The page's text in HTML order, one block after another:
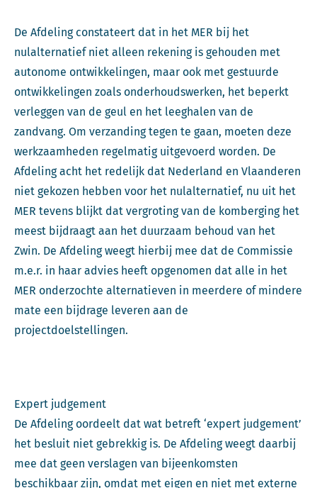
De Afdeling constateert dat in het MER bij het
nulalternatief niet alleen rekening is gehouden met
autonome ontwikkelingen, maar ook met gestuurde
ontwikkelingen zoals onderhoudswerken, het beperkt
verleggen van de geul en het leeghalen van de
zandvang. Om verzanding tegen te gaan, moeten deze
werkzaamheden regelmatig uitgevoerd worden. De
Afdeling acht het redelijk dat Nederland en Vlaanderen
niet gekozen hebben voor het nulalternatief, nu uit het
MER tevens blijkt dat vergroting van de komberging het
meest bijdraagt aan het duurzaam behoud van het
Zwin. De Afdeling weegt hierbij mee dat de Commissie
m.e.r. in haar advies heeft opgenomen dat alle in het
MER onderzochte alternatieven in meerdere of mindere
mate een bijdrage leveren aan de
projectdoelstellingen.
Expert judgement
De Afdeling oordeelt dat wat betreft ‘expert judgement’
het besluit niet gebrekkig is. De Afdeling weegt daarbij
mee dat geen verslagen van bijeenkomsten
beschikbaar zijn, omdat met eigen en niet met externe